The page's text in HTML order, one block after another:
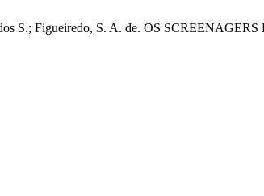
S.; Figueiredo, S. A. de. OS